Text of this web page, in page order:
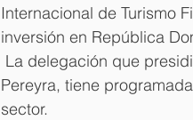
Internacional de Turismo
inversión en República
La delegación que
Pereyra, tiene
sector.